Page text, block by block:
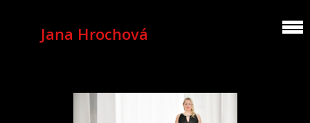
Jana Hrochová
MEZZOSOPRANO